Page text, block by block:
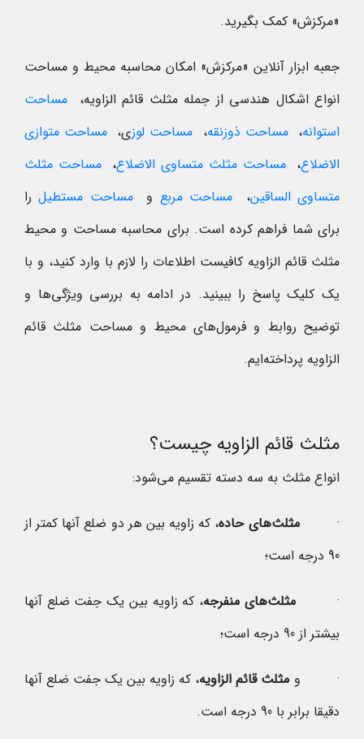
«مرکزش» کمک بگیرید.
جعبه ابزار آنلاین «مرکزش» امکان محاسبه محیط و مساحت
انواع اشکال هندسی از جمله مثلث قائم الزاویه، مساحت
استوانه،مساحت ذوزنقه، مساحت لوزی، مساحت متوازی
الاضلاع،مساحت مثلث متساوی الاضلاع،مساحت مثلث
متساوی الساقین، مساحت مربع ومساحت مستطیلرا
برای شما فراهم کرده است. برای محاسبه مساحت و محیط
مثلث قائم الزاویه کافیست اطلاعات را لازم با وارد کنید، و با
یک کلیک پاسخ را ببینید. در ادامه به بررسی ویژگی‌ها و
توضیح روابط و فرمول‌های محیط و مساحت مثلث قائم
الزاویه پرداخته‌ایم.
مثلث قائم الزاویه چیست؟
انواع مثلث به سه دسته تقسیم می‌شود:
·مثلث‌های حاده، که زاویه بین هر دو ضلع آنها کمتر از
90 درجه است؛
·مثلثهای منفرجه، که زاویه بین یک جفت ضلع آنها
بیشتر از 90 درجه است؛
· و مثلث قائم الزاویه، که زاویه بین یک جفت ضلع آنها
دقیقا برابر با 90 درجه است.